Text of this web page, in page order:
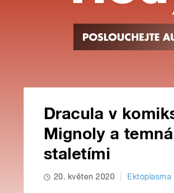
Dracula v
Mignoly a
staletími
20. květen 2020 Ektoplasma